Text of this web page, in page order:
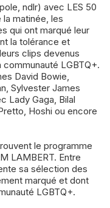
ndlr) avec LES 50
la matinée, les
qui ont marqué leur
la tolérance et
clips devenus
LGBTQ+.
David Bowie,
Sylvester James
Lady Gaga, Bilal
Hoshi ou encore
le programme
LAMBERT. Entre
sa sélection des
marqué et dont
LGBTQ+.